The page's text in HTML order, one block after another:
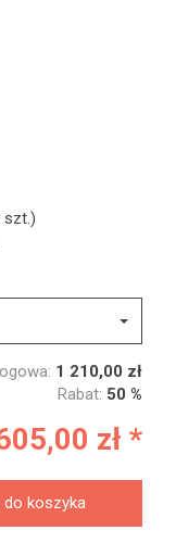
szt.)
1 210,00 zł
Rabat: 50 %
zł *
do koszyka